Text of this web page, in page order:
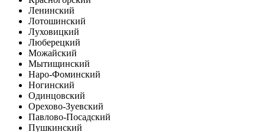
Ленинский
Лотошинский
Луховицкий
Люберецкий
Можайский
Мытищинский
Наро-Фоминский
Ногинский
Одинцовский
Орехово-Зуевский
Павлово-Посадский
Пушкинский